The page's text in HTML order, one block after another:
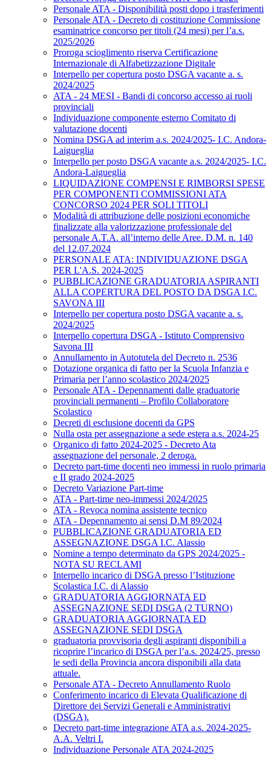
Personale ATA - Disponibilità posti dopo i trasferimenti
Personale ATA - Decreto di costituzione Commissione
esaminatrice concorso per titoli (24 mesi) per l’a.s.
2025/2026
Proroga scioglimento riserva Certificazione
Internazionale di Alfabetizzazione Digitale
Interpello per copertura posto DSGA vacante a. s.
2024/2025
ATA - 24 MESI - Bandi di concorso accesso ai ruoli
provinciali
Individuazione componente esterno Comitato di
valutazione docenti
Nomina DSGA ad interim a.s. 2024/2025- I.C. Andora-
Laigueglia
Interpello per posto DSGA vacante a.s. 2024/2025- I.C.
Andora-Laigueglia
LIQUIDAZIONE COMPENSI E RIMBORSI SPESE
PER COMPONENTI COMMISSIONI ATA
CONCORSO 2024 PER SOLI TITOLI
Modalità di attribuzione delle posizioni economiche
finalizzate alla valorizzazione professionale del
personale A.T.A. all’interno delle Aree. D.M. n. 140
del 12.07.2024
PERSONALE ATA: INDIVIDUAZIONE DSGA
PER L'A.S. 2024-2025
PUBBLICAZIONE GRADUATORIA ASPIRANTI
ALLA COPERTURA DEL POSTO DA DSGA I.C.
SAVONA III
Interpello per copertura posto DSGA vacante a. s.
2024/2025
Interpello copertura DSGA - Istituto Comprensivo
Savona III
Annullamento in Autotutela del Decreto n. 2536
Dotazione organica di fatto per la Scuola Infanzia e
Primaria per l’anno scolastico 2024/2025
Personale ATA - Depennamenti dalle graduatorie
provinciali permanenti – Profilo Collaboratore
Scolastico
Decreti di esclusione docenti da GPS
Nulla osta per assegnazione a sede estera a.s. 2024-25
Organico di fatto 2024-2025 - Decreto Ata
assegnazione del personale, 2 deroga.
Decreto part-time docenti neo immessi in ruolo primaria
e II grado 2024-2025
Decreto Variazione Part-time
ATA - Part-time neo-immessi 2024/2025
ATA - Revoca nomina assistente tecnico
ATA - Depennamento ai sensi D.M 89/2024
PUBBLICAZIONE GRADUATORIA ED
ASSEGNAZIONE DSGA I.C. Alassio
Nomine a tempo determinato da GPS 2024/2025 -
NOTA SU RECLAMI
Interpello incarico di DSGA presso l’Istituzione
Scolastica I.C. di Alassio
GRADUATORIA AGGIORNATA ED
ASSEGNAZIONE SEDI DSGA (2 TURNO)
GRADUATORIA AGGIORNATA ED
ASSEGNAZIONE SEDI DSGA
graduatoria provvisoria degli aspiranti disponibili a
ricoprire l’incarico di DSGA per l’a.s. 2024/25, presso
le sedi della Provincia ancora disponibili alla data
attuale.
Personale ATA - Decreto Annullamento Ruolo
Conferimento incarico di Elevata Qualificazione di
Direttore dei Servizi Generali e Amministrativi
(DSGA).
Decreto part-time integrazione ATA a.s. 2024-2025-
A.A. Veltri I.
Individuazione Personale ATA 2024-2025